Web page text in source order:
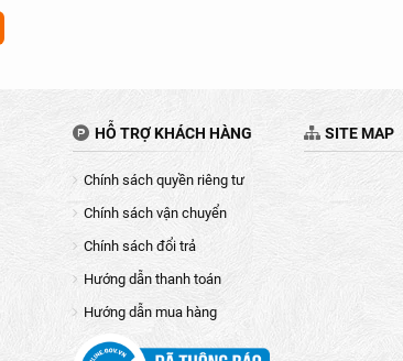
HỖ TRỢ KHÁCH HÀNG
Chính sách quyền riêng tư
Chính sách vận chuyển
Chính sách đổi trả
Hướng dẫn thanh toán
Hướng dẫn mua hàng
SITE MAP